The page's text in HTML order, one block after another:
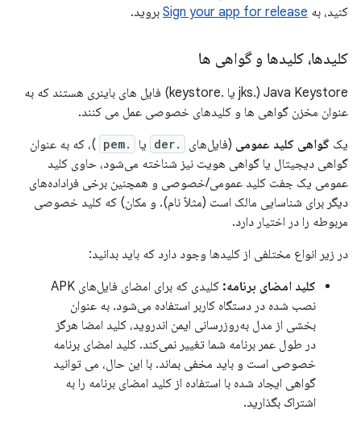
کنید، به Sign your app for release بروید.
کلیدها، کلیدها و گواهی ها
Java Keystore (.jks یا .keystore) فایل های باینری هستند که به
عنوان مخزن گواهی ها و کلیدهای خصوصی عمل می کنند.
یک گواهی کلید عمومی (فایل‌های .der یا .pem
)، که به عنوان
گواهی دیجیتال یا گواهی هویت نیز شناخته می‌شود، حاوی کلید
عمومی یک جفت کلید عمومی/خصوصی و همچنین برخی فراداده‌های
دیگر برای شناسایی مالک است (مثلاً نام). و مکان) که کلید خصوصی
مربوطه را در اختیار دارد.
در زیر انواع مختلفی از کلیدها وجود دارد که باید بدانید:
کلید امضای برنامه:
کلیدی که برای امضای فایل‌های APK
نصب شده در دستگاه کاربر استفاده می‌شود. به عنوان
بخشی از مدل به‌روزرسانی ایمن اندروید، کلید امضا هرگز
در طول عمر برنامه شما تغییر نمی‌کند. کلید امضای برنامه
خصوصی است و باید مخفی بماند. با این حال، می توانید
گواهی ایجاد شده با استفاده از کلید امضای برنامه را به
اشتراک بگذارید.